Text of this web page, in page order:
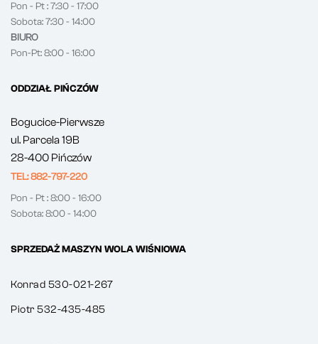
Pon - Pt : 7:30 - 17:00
Sobota: 7:30 - 14:00
BIURO
Pon-Pt: 8:00 - 16:00
ODDZIAŁ PIŃCZÓW
Bogucice-Pierwsze
ul. Parcela 19B
28-400 Pińczów
TEL: 882-797-220
Pon - Pt : 8:00 - 16:00
Sobota: 8:00 - 14:00
SPRZEDAŻ MASZYN WOLA WIŚNIOWA
Konrad 530-021-267
Piotr 532-435-485